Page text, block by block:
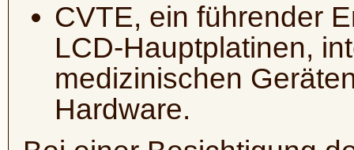
CVTE, ein führender
LCD-Hauptplatinen,
medizinischen
Hardware.